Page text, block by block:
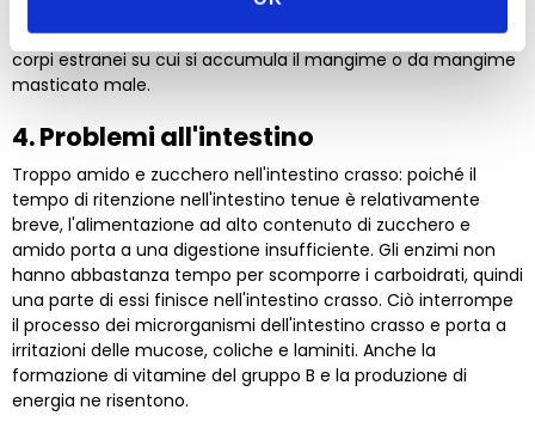
ostacolato da una palla di cibo che si trova all'uscita dello
stomaco del cavallo. Può essere causato, ad esempio, da
corpi estranei su cui si accumula il mangime o da mangime
masticato male.
4. Problemi all'intestino
Troppo amido e zucchero nell'intestino crasso: poiché il
tempo di ritenzione nell'intestino tenue è relativamente
breve, l'alimentazione ad alto contenuto di zucchero e
amido porta a una digestione insufficiente. Gli enzimi non
hanno abbastanza tempo per scomporre i carboidrati, quindi
una parte di essi finisce nell'intestino crasso. Ciò interrompe
il processo dei microrganismi dell'intestino crasso e porta a
irritazioni delle mucose, coliche e laminiti. Anche la
formazione di vitamine del gruppo B e la produzione di
energia ne risentono.